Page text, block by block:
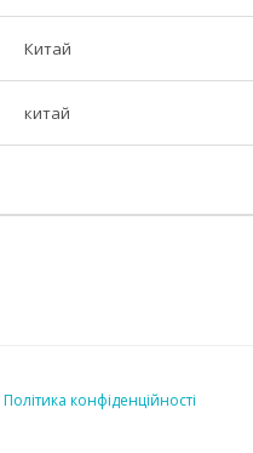
Китай
китай
Політика конфіденційності